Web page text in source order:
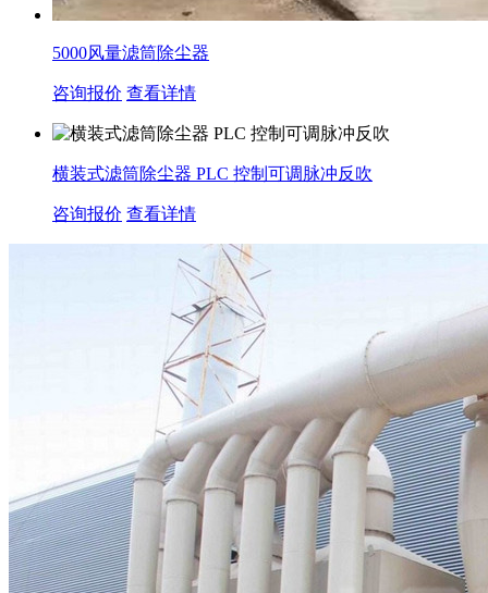
5000风量滤筒除尘器
咨询报价 查看详情
横装式滤筒除尘器 PLC 控制可调脉冲反吹
咨询报价 查看详情